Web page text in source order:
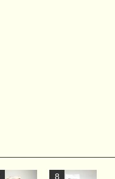
8